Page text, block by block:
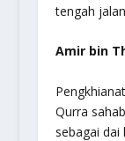
tengah
Amir bin
Qurra
sebagai dai